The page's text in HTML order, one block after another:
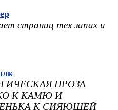
страниц тех запах и
ПРОЗА
К КАМЮ И
К СИЯЮЩЕЙ